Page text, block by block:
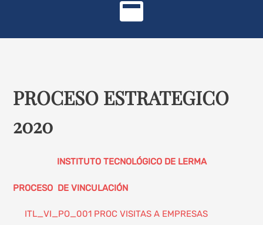
PROCESO ESTRATEGICO
2020
INSTITUTO TECNOLÓGICO DE LERMA
PROCESO DE VINCULACIÓN
ITL_VI_PO_001 PROC VISITAS A EMPRESAS